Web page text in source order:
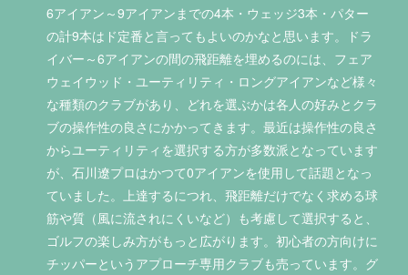
6アイアン～9アイアンまでの4本・ウェッジ3本・パター
の計9本はド定番と言ってもよいのかなと思います。ドラ
イバー～6アイアンの間の飛距離を埋めるのには、フェア
ウェイウッド・ユーティリティ・ロングアイアンなど様々
な種類のクラブがあり、どれを選ぶかは各人の好みとクラ
ブの操作性の良さにかかってきます。最近は操作性の良さ
からユーティリティを選択する方が多数派となっています
が、石川遼プロはかつて0アイアンを使用して話題となっ
ていました。上達するにつれ、飛距離だけでなく求める球
筋や質（風に流されにくいなど）も考慮して選択すると、
ゴルフの楽しみ方がもっと広がります。初心者の方向けに
チッパーというアプローチ専用クラブも売っています。グ